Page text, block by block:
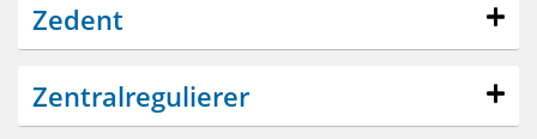
Zedent
Zentralregulierer